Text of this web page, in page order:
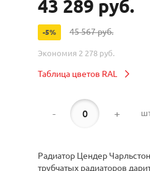
43 289 руб.
-5% 45 567 руб.
Экономия 2 278 руб.
Таблица цветов RAL
- +
Радиатор Цендер
трубчатых радиаторов